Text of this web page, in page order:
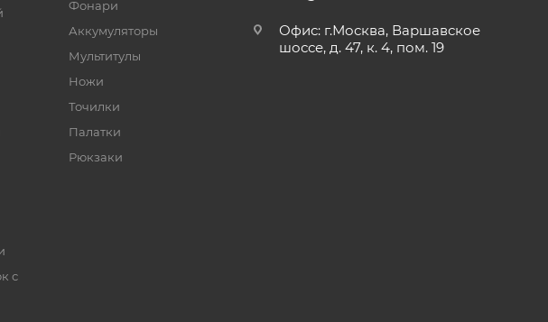
с
Фонари
Аккумуляторы
Мультитулы
Ножи
Точилки
Палатки
Рюкзаки
Офис: г.Москва, Варшавское
шоссе, д. 47, к. 4, пом. 19